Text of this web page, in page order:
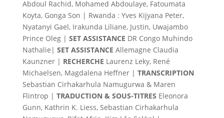
Abdoul Rachid, Mohamed Abdoulaye, Fatoumata
Koyta, Gonga Son | Rwanda : Yves Kijyana Peter,
Nyatanyi Gael, Irakunda Liliane, Justin, Uwajambo
Prince Oleg | SET ASSISTANCE DR Congo Muhindo
Nathalie| SET ASSISTANCE Allemagne Claudia
Kaunzner | RECHERCHE Laurenz Leky, René
Michaelsen, Magdalena Heffner | TRANSCRIPTION
Sebastian Cirhakarhula Namugurwa & Maren
Flintrop | TRADUCTION & SOUS-TITRES Eleonora
Gunn, Kathrin K. Liess, Sebastian Cirhakarhula